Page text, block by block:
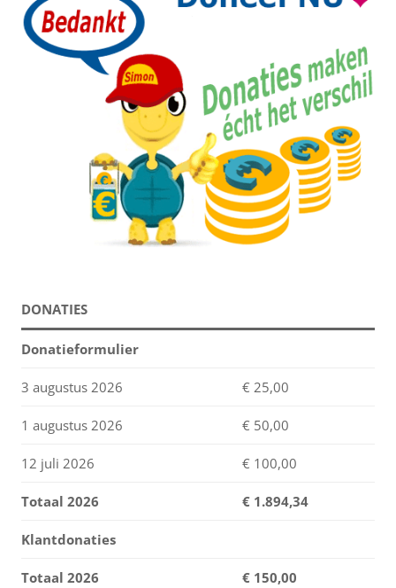
DONATIES
Donatieformulier
3 augustus 2026 € 25,00
1 augustus 2026 € 50,00
12 juli 2026 € 100,00
Totaal 2026 € 1.894,34
Klantdonaties
Totaal 2026
€ 150,00